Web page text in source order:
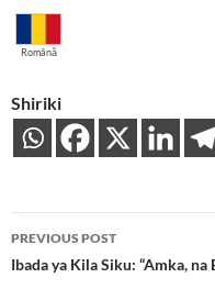
Română
Shiriki
Post
navigation
PREVIOUS POST
Ibada ya Kila Siku: “Amka, na